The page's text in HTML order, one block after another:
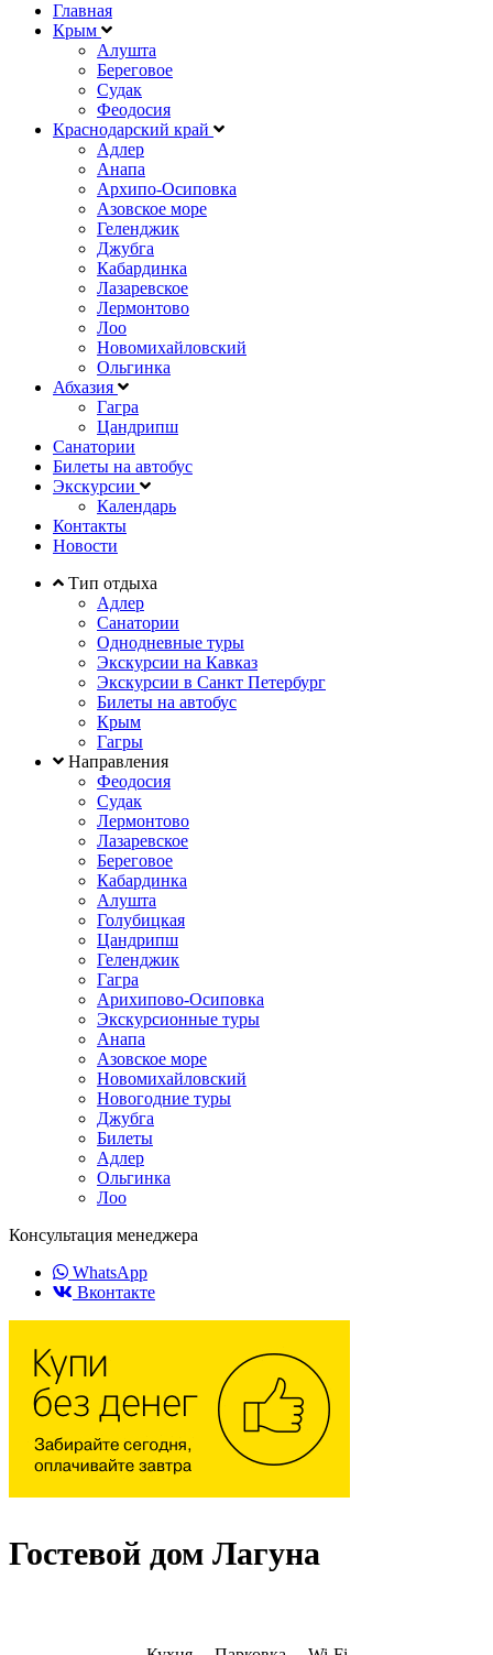
Главная
Крым
Алушта
Береговое
Судак
Феодосия
Краснодарский край
Адлер
Анапа
Архипо-Осиповка
Азовское море
Геленджик
Джубга
Кабардинка
Лазаревское
Лермонтово
Лоо
Новомихайловский
Ольгинка
Абхазия
Гагра
Цандрипш
Санатории
Билеты на автобус
Экскурсии
Календарь
Контакты
Новости
Тип отдыха
Адлер
Санатории
Однодневные туры
Экскурсии на Кавказ
Экскурсии в Санкт Петербург
Билеты на автобус
Крым
Гагры
Направления
Феодосия
Судак
Лермонтово
Лазаревское
Береговое
Кабардинка
Алушта
Голубицкая
Цандрипш
Геленджик
Гагра
Арихипово-Осиповка
Экскурсионные туры
Анапа
Азовское море
Новомихайловский
Новогодние туры
Джубга
Билеты
Адлер
Ольгинка
Лоо
Консультация менеджера
WhatsApp
Вконтакте
Гостевой дом Лагуна